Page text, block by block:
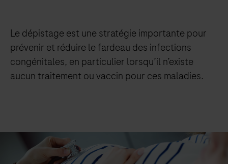
Le dépistage est une stratégie importante pour
prévenir et réduire le fardeau des infections
congénitales, en particulier lorsqu’il n’existe
aucun traitement ou vaccin pour ces maladies.